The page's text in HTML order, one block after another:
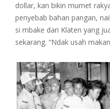
dollar, kan bikin mumet
penyebab bahan pangan,
si mbake dari Klaten yang
sekarang. “Ndak usah